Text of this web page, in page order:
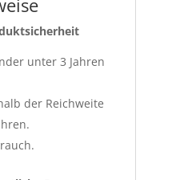
unter 3 Jahren
der Reichweite